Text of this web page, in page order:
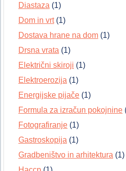
Diastaza (1)
Dom in vrt(1)
Dostava hrane na dom (1)
Drsna vrata (1)
Električni skiroji (1)
Elektroerozija (1)
Energijske pijače (1)
Formula za izračun pokojnine
Fotografiranje (1)
Gastroskopija (1)
Gradbeništvo in arhitektura (1)